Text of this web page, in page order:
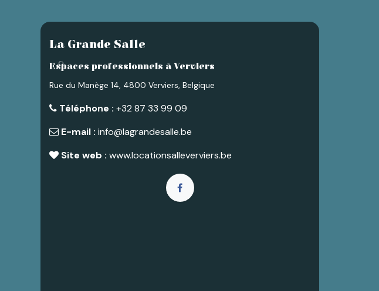
La Grande Salle
Espaces professionnels à Verviers
Rue du Manège 14, 4800 Verviers, Belgique
Téléphone : +32 87 33 99 09
E-mail : info@lagrandesalle.be
Site web : www.locationsalleverviers.be